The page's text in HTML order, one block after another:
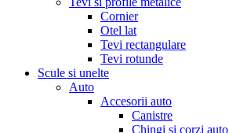
Cornier
Otel lat
Tevi rectangulare
Tevi rotunde
Scule si unelte
Auto
Accesorii auto
Canistre
Chingi si corzi auto